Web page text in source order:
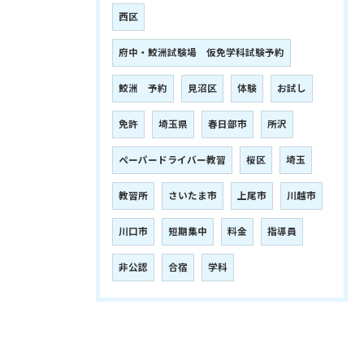
西区
府中・鮫洲試験場 仮免学科試験予約
鮫洲 予約 見沼区 体験 お試し
免許 埼玉県 春日部市 所沢
ペーパードライバー教習 桜区 埼玉
教習所 さいたま市 上尾市 川越市
川口市 短期集中 料金 指導員
非公認 合宿 学科